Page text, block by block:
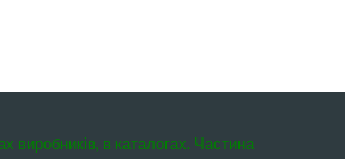
виробників, в каталогах. Частина